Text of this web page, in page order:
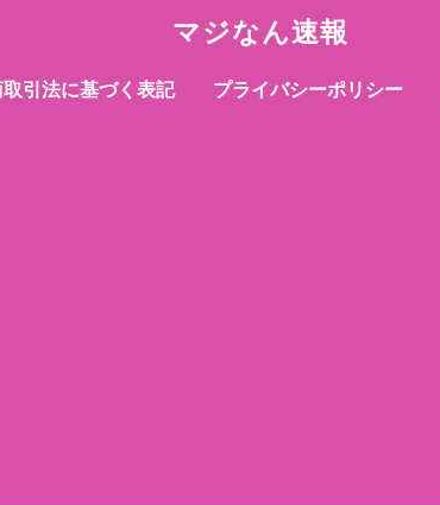
マジなん速報
引法に基づく表記 プライバシーポリシー